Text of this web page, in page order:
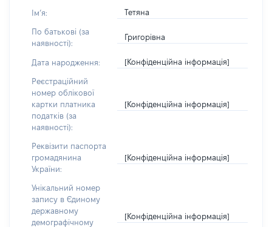
Імʼя: Тетяна
По батькові (за
наявності):
Григорівна
Дата народження: [Конфіденційна інформація]
Реєстраційний
номер облікової
картки платника
податків (за
наявності):
[Конфіденційна інформація]
Реквізити паспорта
громадянина
України:
[Конфіденційна інформація]
Унікальний номер
запису в Єдиному
державному
демографічному
[Конфіденційна інформація]